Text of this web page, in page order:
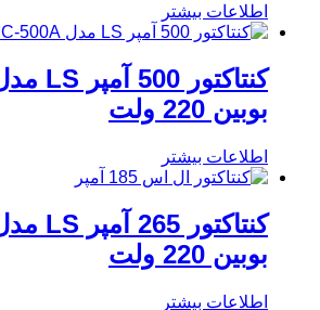
اطلاعات بیشتر
بوبین 220 ولت
اطلاعات بیشتر
بوبین 220 ولت
اطلاعات بیشتر